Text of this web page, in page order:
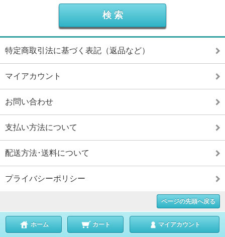
特定商取引法に基づく表記（返品など）
マイアカウント
お問い合わせ
支払い方法について
配送方法･送料について
プライバシーポリシー
ページの先頭へ戻る
ホーム カート マイアカウント